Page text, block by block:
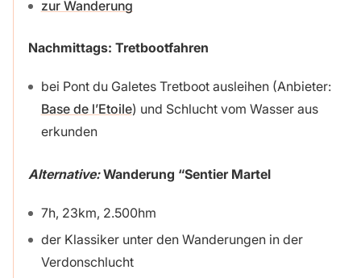
zur Wanderung
Nachmittags: Tretbootfahren
bei Pont du Galetes Tretboot ausleihen (Anbieter:
Base de l’Etoile) und Schlucht vom Wasser aus
erkunden
Alternative: Wanderung “Sentier Martel
7h, 23km, 2.500hm
der Klassiker unter den Wanderungen in der
Verdonschlucht